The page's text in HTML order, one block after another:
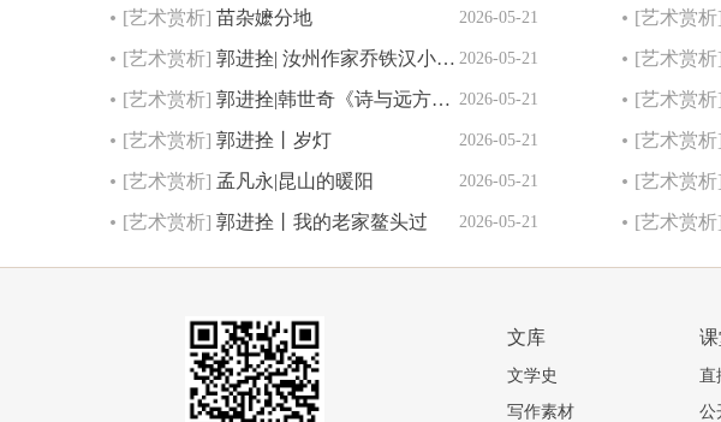
[艺术赏析] 苗杂嬷分地 2026-05-21 [艺术赏析]
[艺术赏析] 郭进拴| 汝州作家乔铁汉小… 2026-05-21 [艺术赏析]
[艺术赏析] 郭进拴|韩世奇《诗与远方… 2026-05-21 [艺术赏析]
[艺术赏析] 郭进拴丨岁灯 2026-05-21 [艺术赏析]
[艺术赏析] 孟凡永|昆山的暖阳 2026-05-21 [艺术赏析]
[艺术赏析] 郭进拴丨我的老家鳌头过
2026-05-21 [艺术赏析]
文库
文学史
写作素材
直
公